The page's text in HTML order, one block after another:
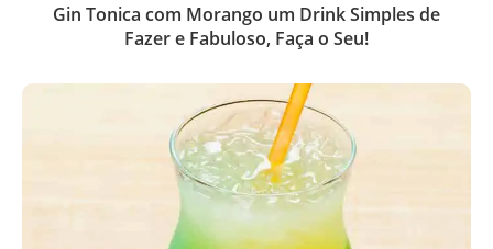
Gin Tonica com Morango um Drink Simples de
Fazer e Fabuloso, Faça o Seu!